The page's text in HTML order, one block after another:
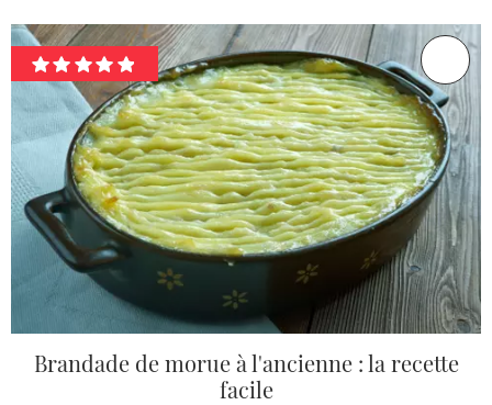
Brandade de morue à l'ancienne : la recette
facile